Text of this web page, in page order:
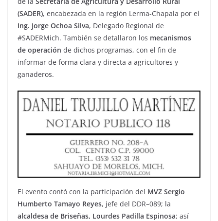
(SADER), encabezada en la región Lerma-Chapala por el
Ing. Jorge Ochoa Silva, Delegado Regional de
#SADERMich. También se detallaron los mecanismos
de operación de dichos programas, con el fin de
informar de forma clara y directa a agricultores y
ganaderos.
El evento contó con la participación del MVZ Sergio
Humberto Tamayo Reyes, jefe del DDR–089; la
alcaldesa de Briseñas, Lourdes Padilla Espinosa; así